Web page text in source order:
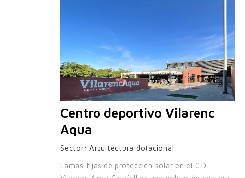
Centro deportivo Vilarenc
Aqua
Sector: Arquitectura dotacional
Lamas fijas de protección solar en el C.D.